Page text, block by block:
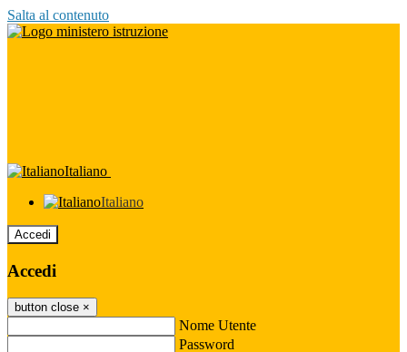
Salta al contenuto
Italiano
Italiano
Accedi
Accedi
button close ×
Nome Utente
Password